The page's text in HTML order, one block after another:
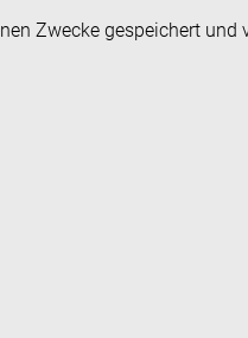
Zwecke gespeichert